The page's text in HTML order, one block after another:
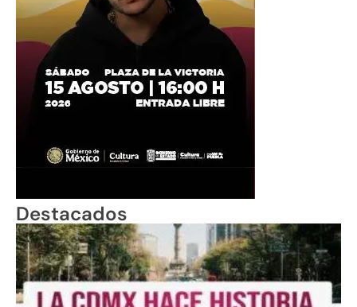
Destacados